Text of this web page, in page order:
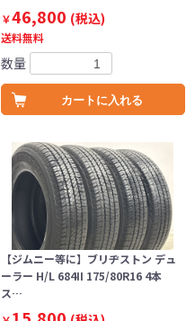
￥46,800 (税込)
送料無料
数量
カートに入れる
【ジムニー等に】ブリヂストン デュ
ーラー H/L 684II 175/80R16 4本
ス…